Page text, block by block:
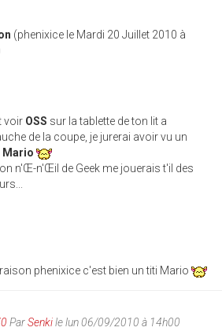
(phenixice le Mardi 20 Juillet 2010 à
voir OSS sur la tablette de ton lit a
de la coupe, je jurerai avoir vu un
Mario
n'Œ-n'Œil de Geek me jouerais t'il des
phenixice c'est bien un titi Mario
ParSenkile lun 06/09/2010 à 14h00